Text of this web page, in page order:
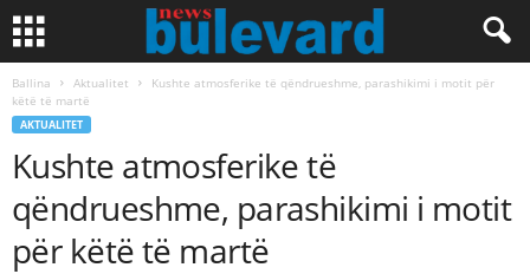
Ballina Aktualitet
Kushte atmosferike të qëndrueshme, parashikimi i motit për
këtë të martë
AKTUALITET
Kushte atmosferike të
qëndrueshme, parashikimi i motit
për këtë të martë